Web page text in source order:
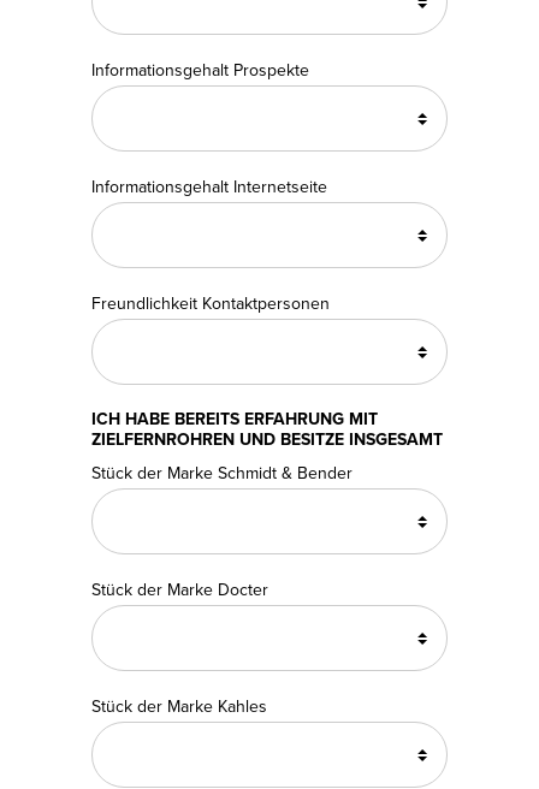
Informationsgehalt Prospekte
Informationsgehalt Internetseite
Freundlichkeit Kontaktpersonen
ICH HABE BEREITS ERFAHRUNG MIT
ZIELFERNROHREN UND BESITZE INSGESAMT
Stück der Marke Schmidt & Bender
Stück der Marke Docter
Stück der Marke Kahles